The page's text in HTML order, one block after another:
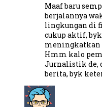
Maaf baru
berjalannya
lingkungan di
cukup aktif,
meningkatkan
Hmm kalo
Jurnalistik de,
berita, byk